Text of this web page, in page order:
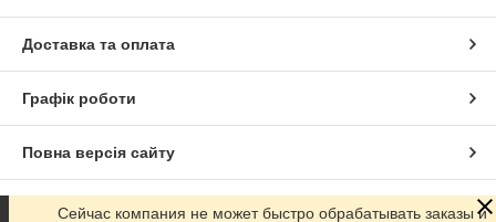
Доставка та оплата
Графік роботи
Повна версія сайту
Сайт створено на маркетплейсі Prom.ua
Сейчас компания не может быстро обрабатывать заказы и